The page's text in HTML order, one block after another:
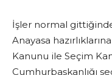
İşler normal
Anayasa
Kanunu ile Seçim
Cumhurbaşkanlığı